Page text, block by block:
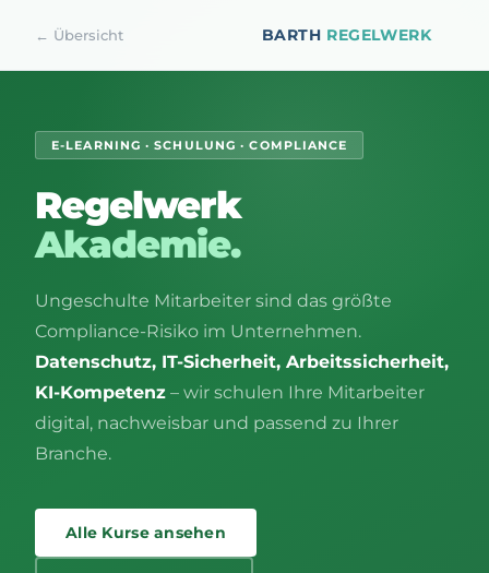
← Übersicht BARTH REGELWERK
E-LEARNING · SCHULUNG · COMPLIANCE
Regelwerk
Akademie.
Ungeschulte Mitarbeiter sind das größte
Compliance-Risiko im Unternehmen.
Datenschutz, IT-Sicherheit, Arbeitssicherheit,
KI-Kompetenz – wir schulen Ihre Mitarbeiter
digital, nachweisbar und passend zu Ihrer
Branche.
Alle Kurse ansehen